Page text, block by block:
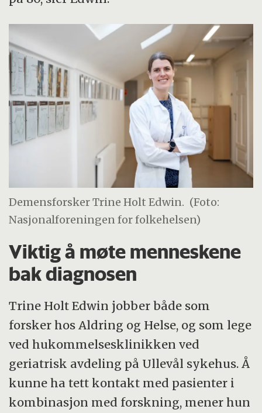
Demensforsker Trine Holt Edwin. (Foto:
Nasjonalforeningen for folkehelsen)
Viktig å møte menneskene
bak diagnosen
Trine Holt Edwin jobber både som
forsker hos Aldring og Helse, og som lege
ved hukommelsesklinikken ved
geriatrisk avdeling på Ullevål sykehus. Å
kunne ha tett kontakt med pasienter i
kombinasjon med forskning, mener hun